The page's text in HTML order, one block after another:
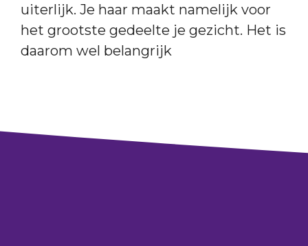
uiterlijk. Je haar maakt namelijk voor
het grootste gedeelte je gezicht. Het is
daarom wel belangrijk